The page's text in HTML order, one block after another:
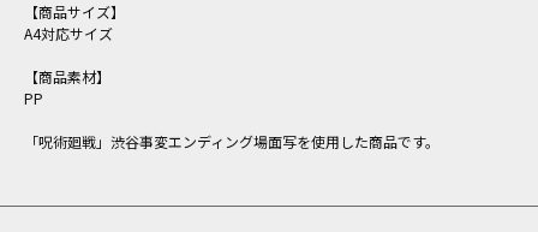
【商品サイズ】
A4対応サイズ
【商品素材】
PP
「呪術廻戦」渋谷事変エンディング場面写を使用した商品です。